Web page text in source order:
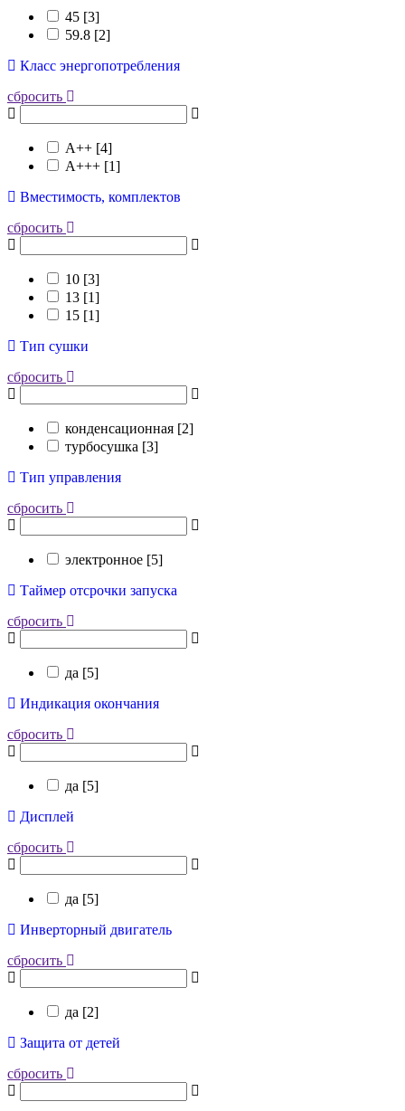
45 [3]
59.8 [2]
Класс энергопотребления
сбросить
А++ [4]
А+++ [1]
Вместимость, комплектов
сбросить
10 [3]
13 [1]
15 [1]
Тип сушки
сбросить
конденсационная [2]
турбосушка [3]
Тип управления
сбросить
электронное [5]
Таймер отсрочки запуска
сбросить
да [5]
Индикация окончания
сбросить
да [5]
Дисплей
сбросить
да [5]
Инверторный двигатель
сбросить
да [2]
Защита от детей
сбросить